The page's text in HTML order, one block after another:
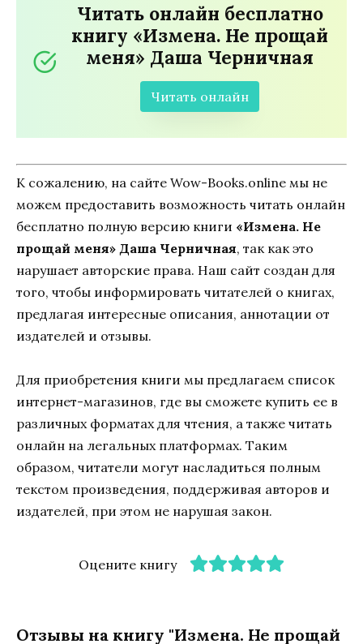
Читать онлайн бесплатно
книгу «Измена. Не прощай
меня» Даша Черничная
Читать онлайн
К сожалению, на сайте Wow-Books.online мы не
можем предоставить возможность читать онлайн
бесплатно полную версию книги «Измена. Не
прощай меня» Даша Черничная, так как это
нарушает авторские права. Наш сайт создан для
того, чтобы информировать читателей о книгах,
предлагая интересные описания, аннотации от
издателей и отзывы.
Для приобретения книги мы предлагаем список
интернет-магазинов, где вы сможете купить ее в
различных форматах для чтения, а также читать
онлайн на легальных платформах. Таким
образом, читатели могут насладиться полным
текстом произведения, поддерживая авторов и
издателей, при этом не нарушая закон.
Оцените книгу
Отзывы на книгу "Измена. Не прощай